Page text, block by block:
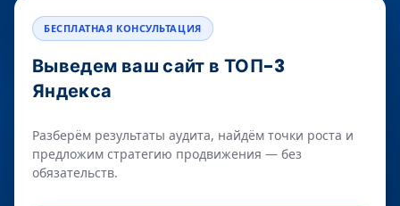
БЕСПЛАТНАЯ КОНСУЛЬТАЦИЯ
Выведем ваш сайт в ТОП-3
Яндекса
Разберём результаты аудита, найдём точки роста и
предложим стратегию продвижения — без
обязательств.